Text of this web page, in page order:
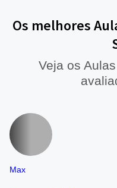
Os melhores
Veja os
Max